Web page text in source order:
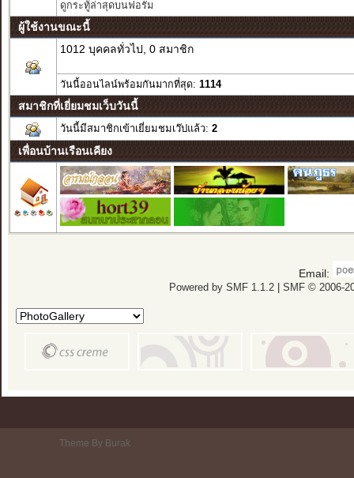
ดูกระทู้ล่าสุดบนฟอรั่ม
ผู้ใช้งานขณะนี้
1012 บุคคลทั่วไป, 0 สมาชิก
วันนี้ออนไลน์พร้อมกันมากที่สุด: 1114
สมาชิกที่เยี่ยมชมเว็บวันนี้
วันนี้มีสมาชิกเข้าเยี่ยมชมเว๊ปแล้ว: 2
เพื่อนบ้านเรือนเคียง
Email:
Powered by SMF 1.1.2| SMF © 2006-
Theme By Burak